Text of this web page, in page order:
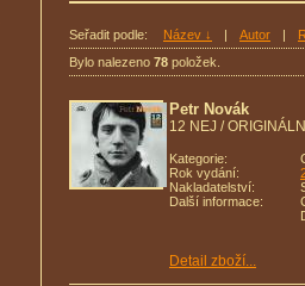
Seřadit podle: Název ↓ | Autor |
Bylo nalezeno 78 položek.
Petr Novák
12 NEJ /
Kategorie:
Rok vydání:
Nakladatelství:
Další informace:
Detail zboží...